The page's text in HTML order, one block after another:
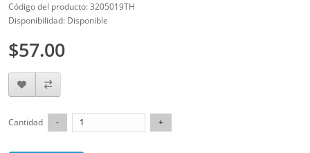
Código del producto: 3205019TH
Disponibilidad: Disponible
$57.00
Cantidad